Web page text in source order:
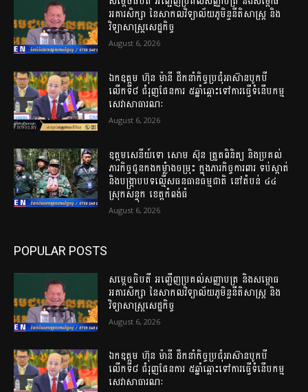
អគារសិក្សា នៃសាកលវិទ្យាល័យភូមិន្ទនីតិសាស្ត្រ និង
វិទ្យាសាស្ត្រសេដ្ឋកិច្ច
August 6, 2026
ឯកឧត្តម ហ៊ុន ម៉ានី ដឹកនាំកិច្ចប្រជុំអាស៊ានបូកបី
លើកទី៨ ជំរុញផែនការ ៥ឆ្នាំឆ្ពោះទៅការធ្វើទំនើបកម្ម
សេវាសាធារណៈ
August 6, 2026
ឧត្តម​សេនីយ៍​ទោ​ សោម​ ស៊ុន​ ត្រួតពិនិត្យ​ និង​ប្រគល់​
ភារកិច្ច​ជូន​កងកម្លំាង​ចម្រុះ​ ក្នុង​ភារកិច្ច​ការពារ​ ទប់ស្កាត់ ​
និង​បង្ក្រាប​បទ​ល្មើស​ធនធាន​ធម្មជាតិ​ នៅ​តំបន់​ ៤៤​
ស្រុក​សន្ទុក​ ខេត្ត​កំពង់​ធំ​
August 6, 2026
POPULAR POSTS
សម្តេចធិបតី អញ្ជើញប្រគល់សញ្ញាបត្រ និងសម្ពោធ
អគារសិក្សា នៃសាកលវិទ្យាល័យភូមិន្ទនីតិសាស្ត្រ និង
វិទ្យាសាស្ត្រសេដ្ឋកិច្ច
August 6, 2026
ឯកឧត្តម ហ៊ុន ម៉ានី ដឹកនាំកិច្ចប្រជុំអាស៊ានបូកបី
លើកទី៨ ជំរុញផែនការ ៥ឆ្នាំឆ្ពោះទៅការធ្វើទំនើបកម្ម
សេវាសាធារណៈ